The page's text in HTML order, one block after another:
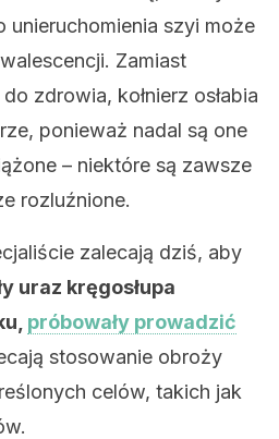
unieruchomienia szyi może
Zamiast
zdrowia, kołnierz osłabia
ponieważ nadal są one
– niektóre są zawsze
rozluźnione.
zalecają dziś, aby
uraz kręgosłupa
próbowały prowadzić
stosowanie obroży
celów, takich jak